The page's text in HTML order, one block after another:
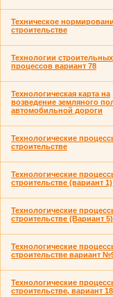
Техническое
строительстве
Технологии строительных
процессов вариант 78
Технологическая карта на
возведение земляного
автомобильной дороги
Технологические
строительстве
Технологические
строительстве (вариант 1)
Технологические
строительстве (Вариант 5)
Технологические
строительстве вариант
Технологические
строительстве, вариант 18